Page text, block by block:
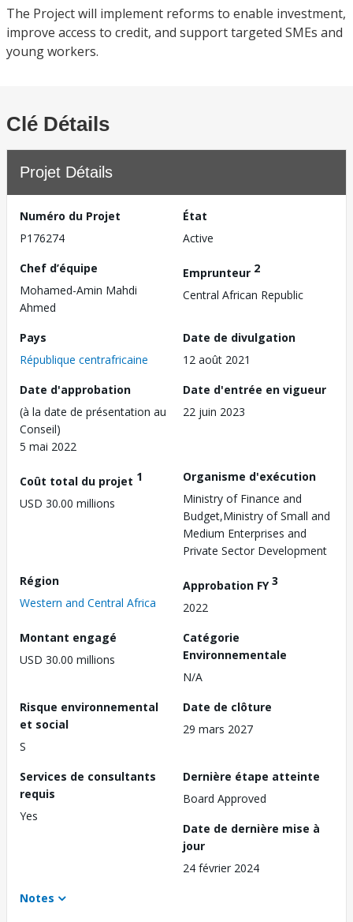
The Project will implement reforms to enable investment,
improve access to credit, and support targeted SMEs and
young workers.
Clé Détails
Projet Détails
Numéro du Projet
P176274
État
Active
Chef d’équipe
Mohamed-Amin Mahdi
Ahmed
Emprunteur 2
Central African Republic
Pays
République centrafricaine
Date de divulgation
12 août 2021
Date d'approbation
(à la date de présentation au
Conseil)
5 mai 2022
Date d'entrée en vigueur
22 juin 2023
Coût total du projet 1
USD 30.00 millions
Organisme d'exécution
Ministry of Finance and
Budget,Ministry of Small and
Medium Enterprises and
Private Sector Development
Région
Western and Central Africa
Approbation FY3
2022
Montant engagé
USD 30.00 millions
Catégorie
Environnementale
N/A
Risque environnemental
et social
S
Date de clôture
29 mars 2027
Services de consultants
requis
Yes
Dernière étape atteinte
Board Approved
Date de dernière mise à
jour
24 février 2024
Notes